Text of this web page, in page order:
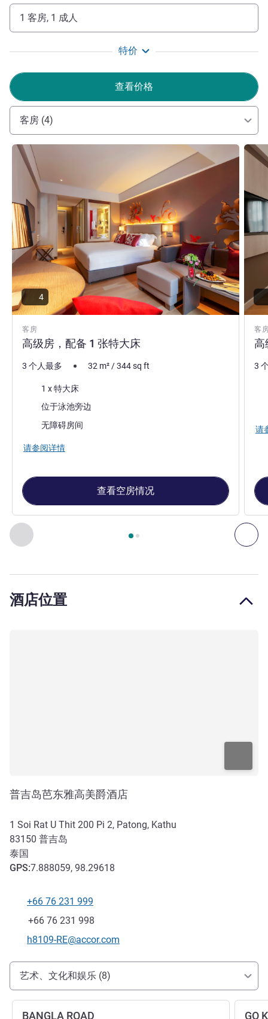
1 客房, 1 成人
特价
查看价格
客房 (4)
上一个 - 客房 下
第 页，共 , 客房 1 : 高级房，配备 1 张特大床 , 客房 2 :
客房
高级房，配备 1 张特大床
请参阅详情
4
3 个人最多 32 m²/344sq ft
床上用品1 x 特大床
位于泳池旁边
无障碍房间
请参阅详情
查看空房情况
客
高
请参
3
请
酒店位置
普吉岛芭东雅高美爵酒店
1 Soi Rat U Thit 200 Pi 2, Patong, Kathu
83150 普吉岛
泰国
GPS:7.888059, 98.29618
电话
+66 76 231 999
传真
+66 76 231 998
联系电子邮件
h8109-RE@accor.com
抵达和交通
艺术、文化和娱乐 (8)
BANGLA ROAD GO